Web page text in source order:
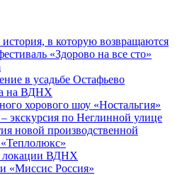
в которую возвращаются
«Здорово на все сто»
в усадьбе Остафьево
на ВДНХ
хорового шоу «Ностальгия»
экскурсия по Неглинной улице
новой производственной
локации ВДНХ
«Миссис Россия»